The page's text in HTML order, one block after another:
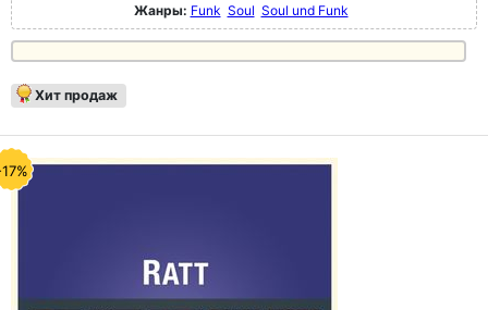
Жанры: Funk Soul Soul und Funk
Хит продаж